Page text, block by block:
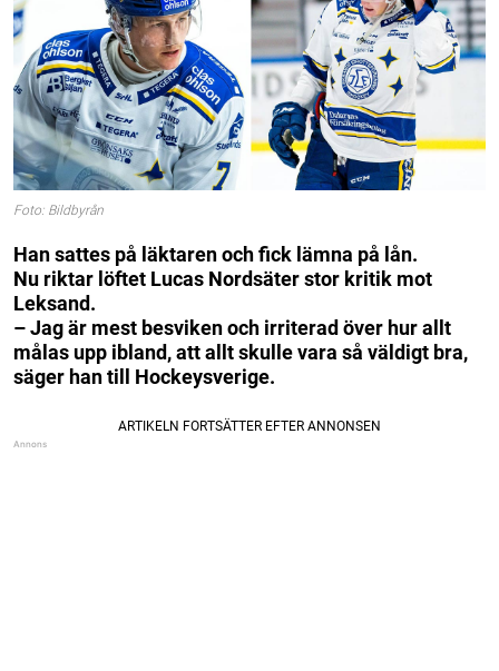
Foto: Bildbyrån
Han sattes på läktaren och fick lämna på lån.
Nu riktar löftet Lucas Nordsäter stor kritik mot
Leksand.
– Jag är mest besviken och irriterad över hur allt
målas upp ibland, att allt skulle vara så väldigt bra,
säger han till Hockeysverige.